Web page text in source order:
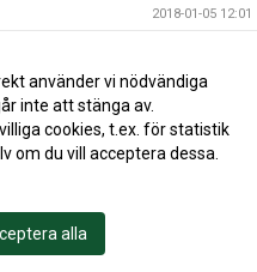
2018-01-05 12:01
2017-08-21 09:37
2016-03-20 04:04
använder vi nödvändiga
inte att stänga av.
cookies, t.ex. för statistik
om du vill acceptera dessa.
alla